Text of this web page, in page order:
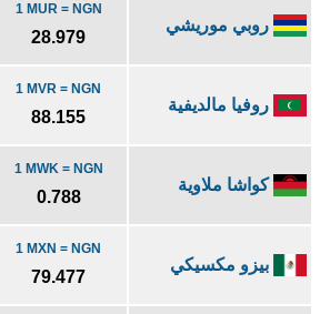
روبي موريشي
1 MUR = NGN
28.979
روفيا مالديفية
1 MVR = NGN
88.155
كواشا ملاوية
1 MWK = NGN
0.788
بيزو مكسيكي
1 MXN = NGN
79.477